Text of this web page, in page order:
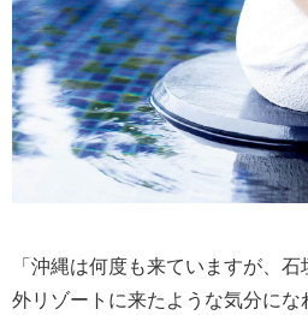
「沖縄は何度も来ていますが、
外リゾートに来たような気分に